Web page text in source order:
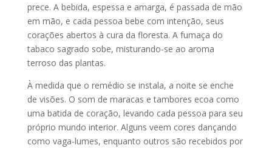
prece. A bebida, espessa e amarga, é passada de mão
em mão, e cada pessoa bebe com intenção, seus
corações abertos à cura da floresta. A fumaça do
tabaco sagrado sobe, misturando-se ao aroma
terroso das plantas.
À medida que o remédio se instala, a noite se enche
de visões. O som de maracas e tambores ecoa como
uma batida de coração, levando cada pessoa para seu
próprio mundo interior. Alguns veem cores dançando
como vaga-lumes, enquanto outros são recebidos por